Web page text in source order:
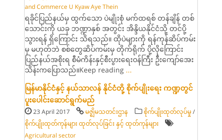
and Commerce U Kyaw Aye Thein
ရခိုင်ပြည်နယ်မှ ထွက်သော ပဲမျိုးစုံ မက်ထရစ် တန်ချိန် တစ်
သောင်းကို ယခု ဘဏ္ဍာနှစ် အတွင်း အိန္ဒိယနိုင်ငံသို့ တင်ပို့
သွားရန် ရှိကြောင်း သိရသည်။ ထိုပဲများကို ရန်ကုန်ဆိပ်ကမ်း
မှ မဟုတ်ဘဲ စစ်တွေဆိပ်ကမ်းမှ တိုက်ရိုက် ပို့လိုကြောင်း
ပြည်နယ်အစိုးရ စီမံကိန်းနှင့်စီးပွားရေးဝန်ကြီး ဦးကျော်အေး
သိန်းကပြောသည်။Keep reading ...
မြန်မာနိုင်ငံနှင့် နယ်သာလန် နိုင်ငံတို့ စိုက်ပျိုးရေး ကဏ္ဍတွင်
ပူးပေါင်းဆောင်ရွက်မည်
23 April 2017 မဇ္ဈိမသတင်းဌာန စိုက်ပျိုးထုတ်လုပ်မှု /
စိုက်ပျိုးထုတ်ကုန်များ ထုတ်လုပ်ခြင်း နှင့် ထုတ်ကုန်များ
Agricultural sector